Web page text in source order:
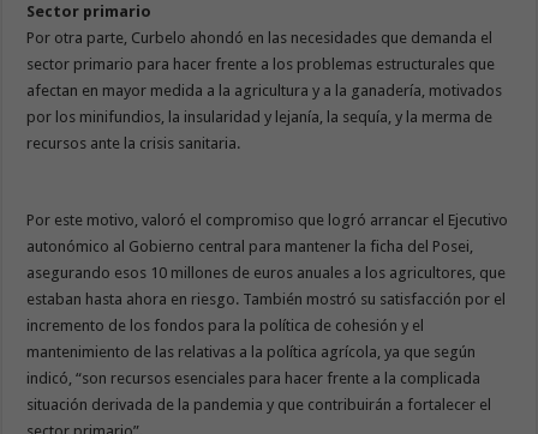
Sector primario
Por otra parte, Curbelo ahondó en las necesidades que demanda el
sector primario para hacer frente a los problemas estructurales que
afectan en mayor medida a la agricultura y a la ganadería, motivados
por los minifundios, la insularidad y lejanía, la sequía, y la merma de
recursos ante la crisis sanitaria.
Por este motivo, valoró el compromiso que logró arrancar el Ejecutivo
autonómico al Gobierno central para mantener la ficha del Posei,
asegurando esos 10 millones de euros anuales a los agricultores, que
estaban hasta ahora en riesgo. También mostró su satisfacción por el
incremento de los fondos para la política de cohesión y el
mantenimiento de las relativas a la política agrícola, ya que según
indicó, “son recursos esenciales para hacer frente a la complicada
situación derivada de la pandemia y que contribuirán a fortalecer el